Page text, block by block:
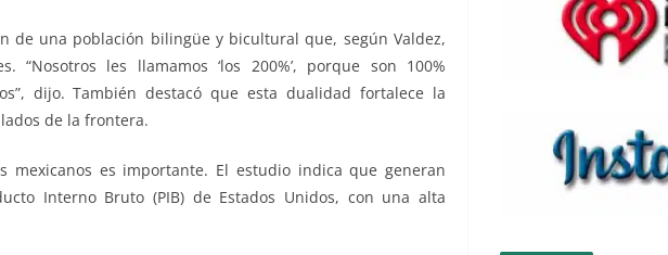
de una población bilingüe y bicultural que, según Valdez,
les llamamos ‘los 200%’, porque son 100%
dijo. También destacó que esta dualidad fortalece la
de la frontera.
mexicanos es importante. El estudio indica que generan
Interno Bruto (PIB) de Estados Unidos, con una alta